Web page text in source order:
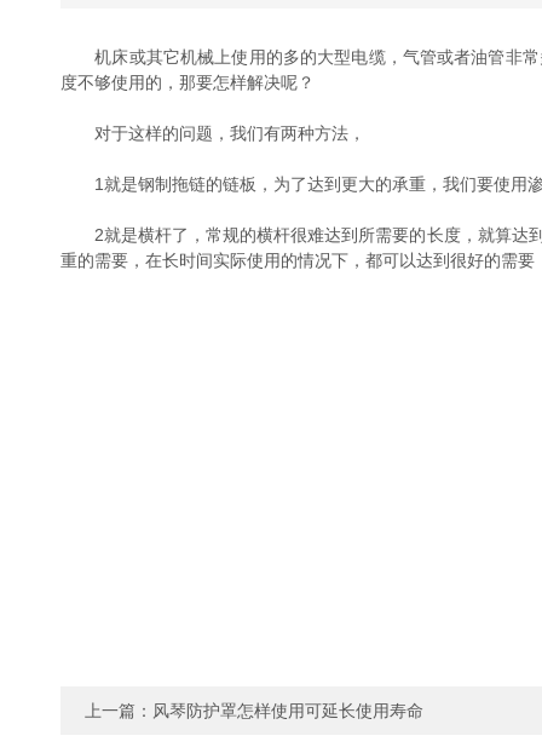
机床或其它机械上使用的多的大型电缆，气管或者油管非常
度不够使用的，那要怎样解决呢？
对于这样的问题，我们有两种方法，
1就是钢制拖链的链板，为了达到更大的承重，我们要使用
2就是横杆了，常规的横杆很难达到所需要的长度，就算达
重的需要，在长时间实际使用的情况下，都可以达到很好的需
上一篇： 风琴防护罩怎样使用可延长使用寿命